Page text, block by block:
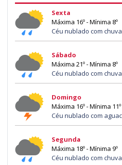
Sexta
Máxima 16º - Mínima 8º
Céu nublado com
Sábado
Máxima 21º - Mínima 8º
Céu nublado com
Domingo
Máxima 16º - Mínima 11º
Céu nublado com
Segunda
Máxima 18º - Mínima 9º
Céu nublado com